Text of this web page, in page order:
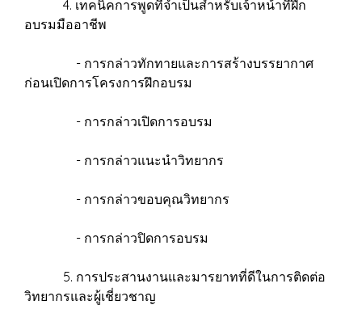
4. เทคนิคการพูดที่จำเป็นสำหรับเจ้าหน้าที่ฝึก
อบรมมืออาชีพ
- การกล่าวทักทายและการสร้างบรรยากาศ
ก่อนเปิดการโครงการฝึกอบรม
- การกล่าวเปิดการอบรม
- การกล่าวแนะนำวิทยากร
- การกล่าวขอบคุณวิทยากร
- การกล่าวปิดการอบรม
5. การประสานงานและมารยาทที่ดีในการติดต่อ
วิทยากรและผู้เชี่ยวชาญ